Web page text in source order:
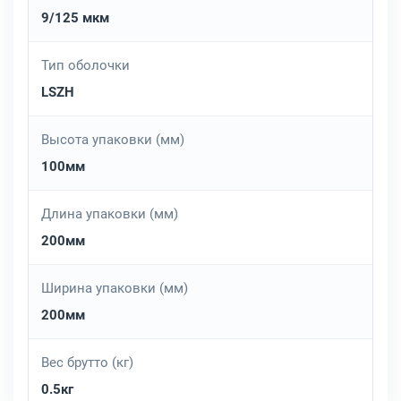
9/125 мкм
Тип оболочки
LSZH
Высота упаковки (мм)
100мм
Длина упаковки (мм)
200мм
Ширина упаковки (мм)
200мм
Вес брутто (кг)
0.5кг